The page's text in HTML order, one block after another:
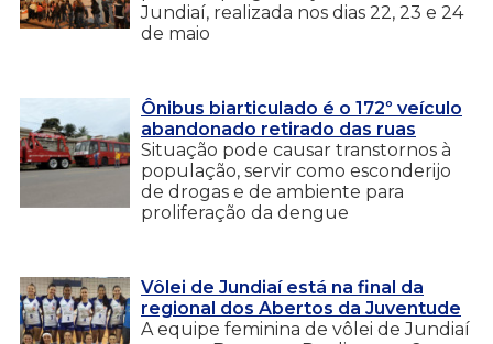
Jundiaí, realizada nos dias 22, 23 e 24
de maio
Ônibus biarticulado é o 172º veículo
abandonado retirado das ruas
Situação pode causar transtornos à
população, servir como esconderijo
de drogas e de ambiente para
proliferação da dengue
Vôlei de Jundiaí está na final da
regional dos Abertos da Juventude
A equipe feminina de vôlei de Jundiaí